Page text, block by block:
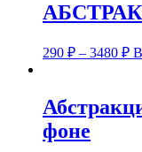
290 ₽ – 3480 ₽
фоне